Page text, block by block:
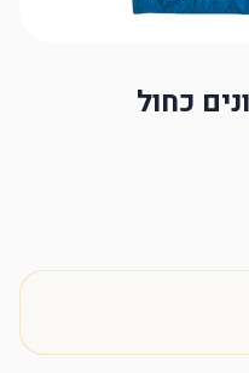
כחול